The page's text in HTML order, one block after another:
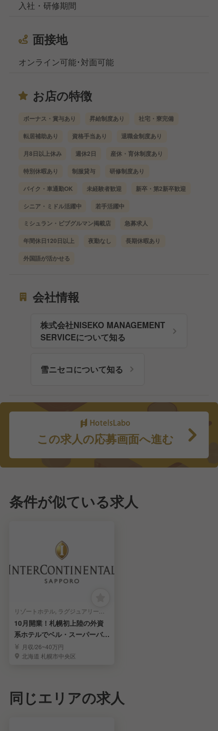
入社・研修期間
面接地
オンライン可能･対面可能
お店の特徴
ボーナス・賞与あり 昇給制度あり 社宅・寮完備
転居補助あり 資格手当あり 退職金制度あり
月8日以上休み 週休2日 産休・育休制度あり
特別休暇あり 制服貸与 研修制度あり
バイク・車通勤OK 未経験者歓迎 新卒・第2新卒歓迎
シニア・ミドル活躍中 若手活躍中
ミシュラン・ビブグルマン掲載店 急募求人
年間休日120日以上 夜勤なし 長期休暇あり
外国語が活かせる
会社情報
株式会社NISEKO MANAGEMENT
SERVICEについて知る
雪ニセコについて知る
この求人の応募画面へ進む
条件が似ている求人
リゾートホテル, ラグジュアリーホテル, シティホテル | 宿泊部門 | ドア・ベル・コンシェルジュ
10月開業！札幌初上陸の外資
系ホテルでベル・スーパーバイ
ザーを募集！
月収/26~40万円
北海道 札幌市中央区
同じエリアの求人